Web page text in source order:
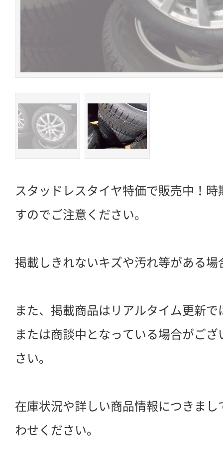
スタッドレスタイヤ特価で販売中！
すのでご注意ください。
掲載しきれないキズや汚れ等がある場
また、掲載商品はリアルタイム更新
または商談中となっている場合がご
さい。
在庫状況や詳しい商品情報につきま
わせください。